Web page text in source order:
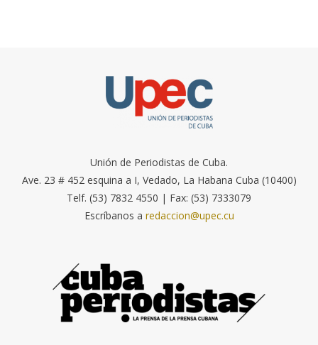
Unión de Periodistas de Cuba.
Ave. 23 # 452 esquina a I, Vedado, La Habana Cuba (10400)
Telf. (53) 7832 4550 | Fax: (53) 7333079
Escríbanos a redaccion@upec.cu